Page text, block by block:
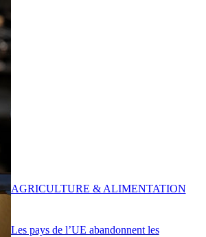
Les pays de l’UE abandonnent les
AGRICULTURE & ALIMENTATION